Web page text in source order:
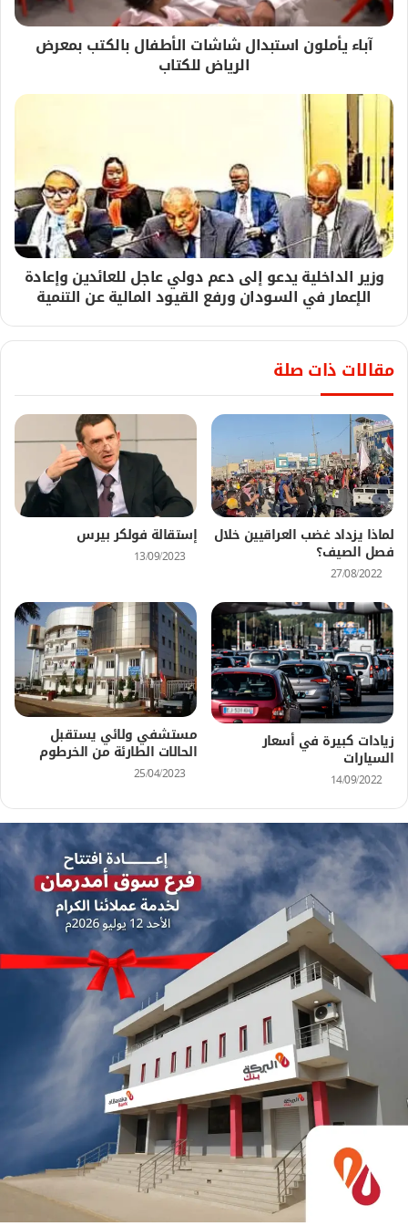
آباء يأملون استبدال شاشات الأطفال بالكتب بمعرض
الرياض للكتاب
وزير الداخلية يدعو إلى دعم دولي عاجل للعائدين وإعادة
الإعمار في السودان ورفع القيود المالية عن التنمية
مقالات ذات صلة
لماذا يزداد غضب العراقيين خلال
فصل الصيف؟
27/08/2022
إستقالة فولكر بيرس
13/09/2023
زيادات كبيرة في أسعار
السيارات
14/09/2022
مستشفي ولائي يستقبل
الحالات الطارئة من الخرطوم
25/04/2023